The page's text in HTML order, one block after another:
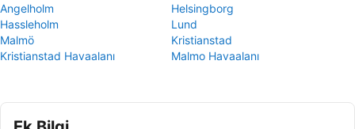
Angelholm
Helsingborg
Hassleholm
Lund
Malmö
Kristianstad
Kristianstad Havaalanı
Malmo Havaalanı